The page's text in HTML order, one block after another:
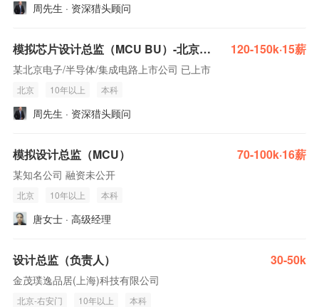
周先生 · 资深猎头顾问
模拟芯片设计总监（MCU BU）-北京/西安 120-150k·15薪
某北京电子/半导体/集成电路上市公司 已上市
北京 10年以上 本科
周先生 · 资深猎头顾问
模拟设计总监（MCU） 70-100k·16薪
某知名公司 融资未公开
北京 10年以上 本科
唐女士 · 高级经理
设计总监（负责人） 30-50k
金茂璞逸品居(上海)科技有限公司
北京-右安门 10年以上 本科